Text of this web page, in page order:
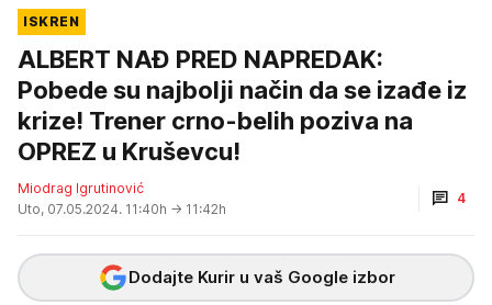
ISKREN
ALBERT NAĐ PRED NAPREDAK:
Pobede su najbolji način da se izađe iz
krize! Trener crno-belih poziva na
OPREZ u Kruševcu!
Miodrag Igrutinović
Uto, 07.05.2024. 11:40h → 11:42h
4
Dodajte Kurir u vaš Google izbor